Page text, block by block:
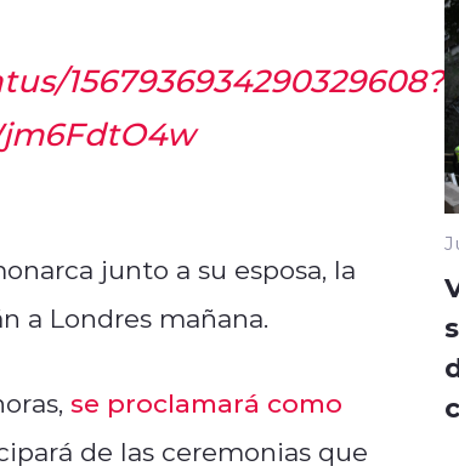
1567936934290329608?
junto a su esposa, la
a Londres mañana.
se proclamará como
de las ceremonias que